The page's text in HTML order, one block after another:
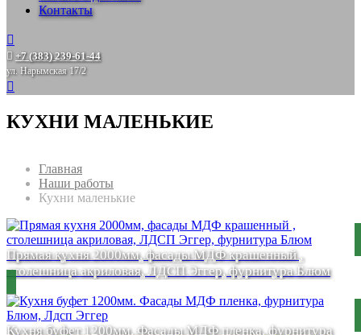
Контакты
+7 (383) 239-61-44
ул. Нарымская 17/2
КУХНИ МАЛЕНЬКИЕ
Главная
Наши работы
Кухни маленькие
Прямая кухня 2000мм, фасады МДФ крашенный ,
столешница акриловая, ЛДСП Эггер, фурнитура Блюм
Кухня буфет 1200мм. Фасады МДФ пленка, фурнитура